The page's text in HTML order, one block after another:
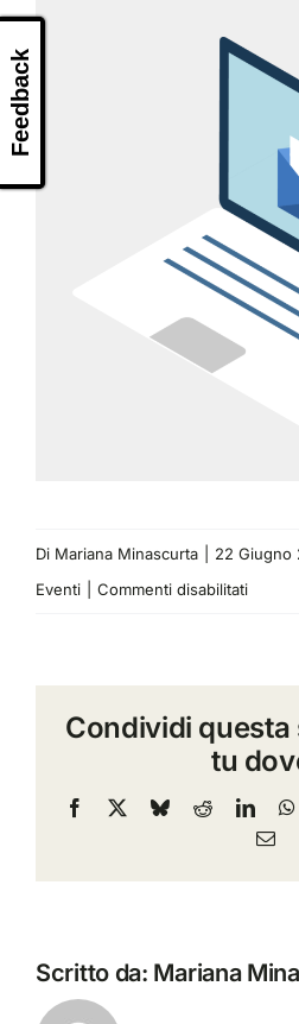
Di Mariana Minascurta 22 Giugno
Eventi
Commenti disabilitatisu
“il
domani
è
già
Condividi
tu
Facebook BlueskyReddit
Scritto da: Mariana
Feedback